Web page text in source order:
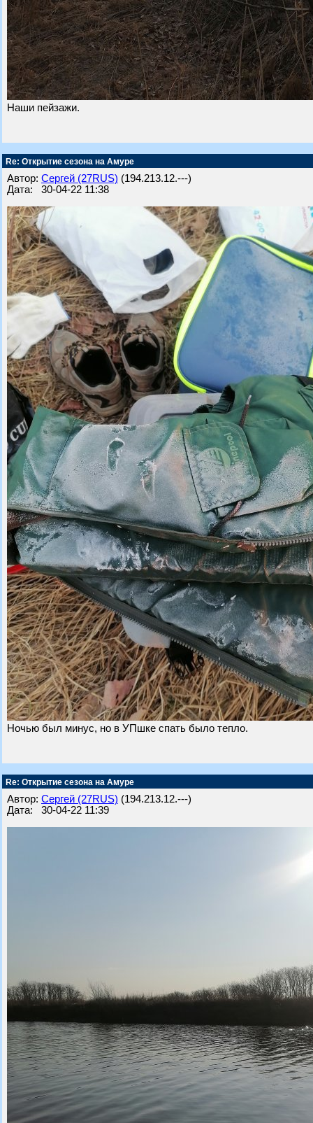
Наши пейзажи.
Re: Открытие сезона на Амуре
Автор: Сергей (27RUS) (194.213.12.---)
Дата: 30-04-22 11:38
Ночью был минус, но в УПшке спать было тепло.
Re: Открытие сезона на Амуре
Автор: Сергей (27RUS) (194.213.12.---)
Дата: 30-04-22 11:39